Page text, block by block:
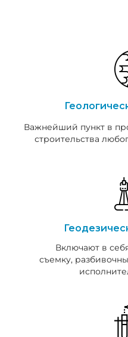
Важнейший пункт в
строительства
Включают в
съемку,